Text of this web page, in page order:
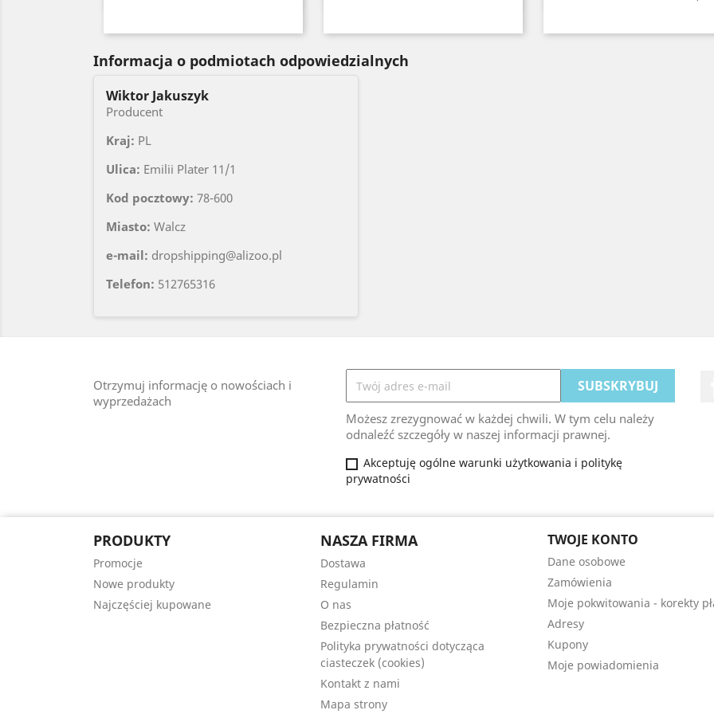
Informacja o podmiotach odpowiedzialnych
Wiktor Jakuszyk
Producent
Kraj: PL
Ulica: Emilii Plater 11/1
Kod pocztowy: 78-600
Miasto: Walcz
e-mail: dropshipping@alizoo.pl
Telefon: 512765316
Otrzymuj informację o nowościach i
wyprzedażach
Możesz zrezygnować w każdej chwili. W tym celu należy
odnaleźć szczegóły w naszej informacji prawnej.
Akceptuję ogólne warunki użytkowania i politykę
prywatności
PRODUKTY
Promocje
Nowe produkty
Najczęściej kupowane
NASZA FIRMA
Dostawa
Regulamin
O nas
Bezpieczna płatność
Polityka prywatności dotycząca
ciasteczek (cookies)
Kontakt z nami
Mapa strony
TWOJE KONTO
Dane osobowe
Zamówienia
Moje pokwitowania - korekty
Adresy
Kupony
Moje powiadomienia